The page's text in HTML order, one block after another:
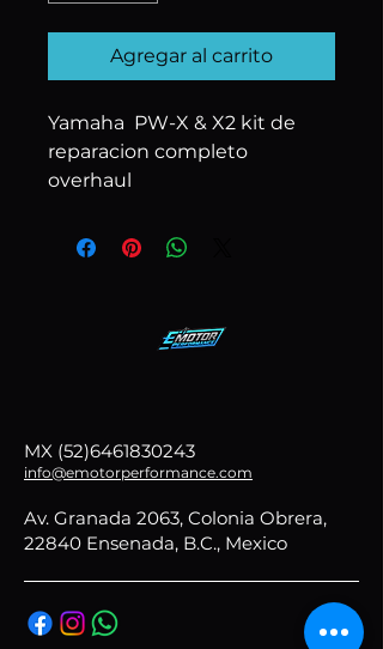
Agregar al carrito
Yamaha  PW-X & X2 kit de
reparacion completo
overhaul
MX (52)6461830243
info@emotorperformance.com
Av. Granada 2063, Colonia Obrera,
22840 Ensenada, B.C., Mexico